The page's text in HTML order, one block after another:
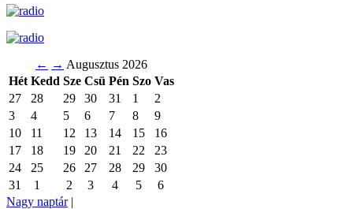
← → Augusztus 2026
Hét Kedd Sze Csü Pén Szo Vas
27
28 29 30 31 1
2
3
4 5 6 7 8
9
10
11 12 13 14 15
16
17
18 19 20 21 22
23
24
25 26 27 28 29
30
31
1 2 3 4 5
6
Nagy naptár|